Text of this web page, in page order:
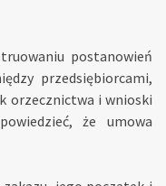
postanowień
przedsiębiorcami,
orzecznictwa i wnioski
że umowa